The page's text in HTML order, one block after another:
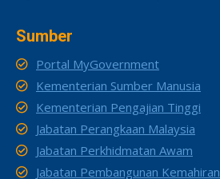
Sumber
Portal MyGovernment
Kementerian Sumber Manusia
Kementerian Pengajian Tinggi
Jabatan Perangkaan Malaysia
Jabatan Perkhidmatan Awam
Jabatan Pembangunan Kemahiran